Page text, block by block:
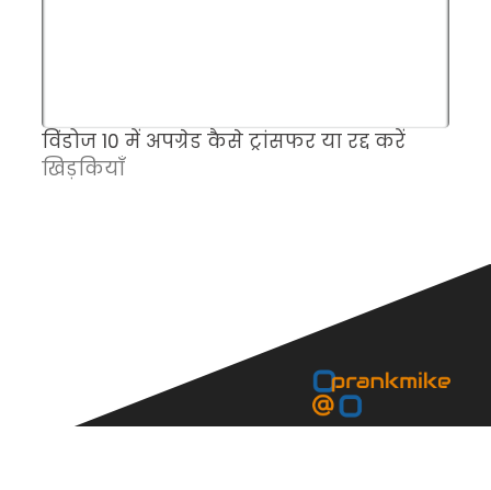
विंडोज 10 में अपग्रेड कैसे ट्रांसफर या रद्द करें
खिड़कियाँ